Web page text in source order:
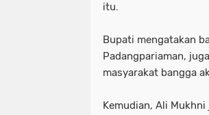
itu.
Bupati mengatakan
Padangpariaman,
masyarakat bangga
Kemudian, Ali